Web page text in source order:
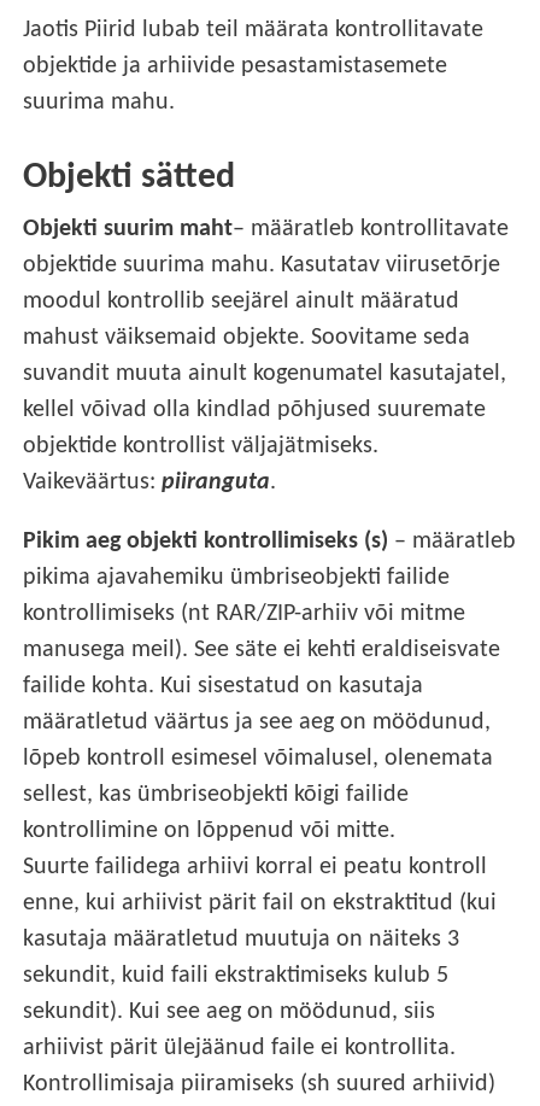
Jaotis Piirid lubab teil määrata kontrollitavate
objektide ja arhiivide pesastamistasemete
suurima mahu.
Objekti sätted
Objekti suurim maht– määratleb kontrollitavate
objektide suurima mahu. Kasutatav viirusetõrje
moodul kontrollib seejärel ainult määratud
mahust väiksemaid objekte. Soovitame seda
suvandit muuta ainult kogenumatel kasutajatel,
kellel võivad olla kindlad põhjused suuremate
objektide kontrollist väljajätmiseks.
Vaikeväärtus:piiranguta.
Pikim aeg objekti kontrollimiseks (s) – määratleb
pikima ajavahemiku ümbriseobjekti failide
kontrollimiseks (nt RAR/ZIP-arhiiv või mitme
manusega meil). See säte ei kehti eraldiseisvate
failide kohta. Kui sisestatud on kasutaja
määratletud väärtus ja see aeg on möödunud,
lõpeb kontroll esimesel võimalusel, olenemata
sellest, kas ümbriseobjekti kõigi failide
kontrollimine on lõppenud või mitte.
Suurte failidega arhiivi korral ei peatu kontroll
enne, kui arhiivist pärit fail on ekstraktitud (kui
kasutaja määratletud muutuja on näiteks 3
sekundit, kuid faili ekstraktimiseks kulub 5
sekundit). Kui see aeg on möödunud, siis
arhiivist pärit ülejäänud faile ei kontrollita.
Kontrollimisaja piiramiseks (sh suured arhiivid)